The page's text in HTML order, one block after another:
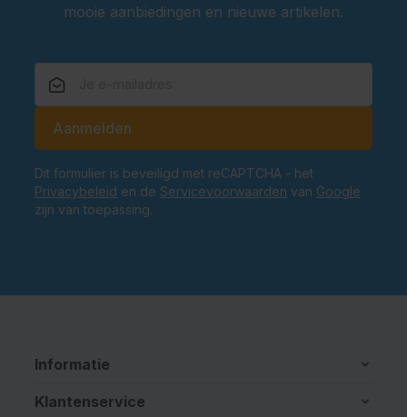
mooie aanbiedingen en nieuwe artikelen.
Aanmelden
Dit formulier is beveiligd met reCAPTCHA - het
Privacybeleid en de Servicevoorwaarden van Google
zijn van toepassing.
Informatie
Klantenservice